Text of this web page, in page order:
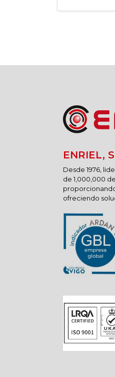
ENRIEL,
Desde 1976,
de 1,000,000
ofreciendo